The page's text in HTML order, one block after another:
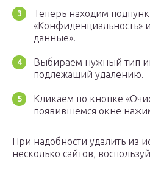
Теперь находим
«Конфиденциальность»
данные».
Выбираем нужный тип
подлежащий удалению.
Кликаем по кнопке
появившемся окне
При надобности удалить из
несколько сайтов,